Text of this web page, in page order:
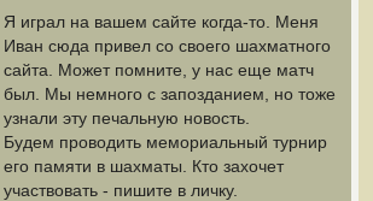
Я играл на вашем сайте когда-то. Меня
Иван сюда привел со своего шахматного
сайта. Может помните, у нас еще матч
был. Мы немного с запозданием, но тоже
узнали эту печальную новость.
Будем проводить мемориальный турнир
его памяти в шахматы. Кто захочет
участвовать - пишите в личку.